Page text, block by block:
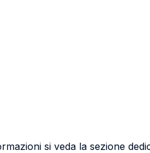
si veda la sezione